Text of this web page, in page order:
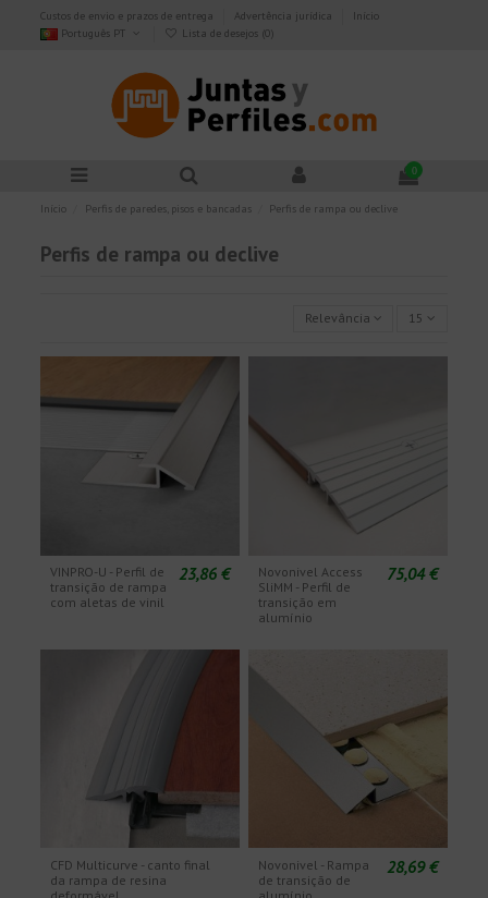
Custos de envio e prazos de entrega Advertência jurídica
Início
Português PT
Lista de desejos (0)
0
Início Perfis de paredes, pisos e bancadas Perfis de rampa ou declive
Perfis de rampa ou declive
Relevância 15
VINPRO-U - Perfil de
transição de rampa
com aletas de vinil
23,86 €
Novonivel Access
SliMM - Perfil de
transição em
alumínio
75,04 €
CFD Multicurve - canto final
da rampa de resina
Novonivel - Rampa
de transição de
28,69 €